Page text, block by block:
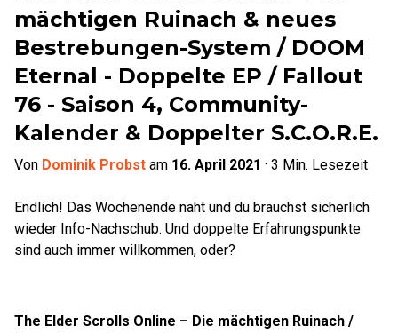
mächtigen Ruinach & neues
Bestrebungen-System / DOOM
Eternal - Doppelte EP / Fallout
76 - Saison 4, Community-
Kalender & Doppelter S.C.O.R.E.
Von Dominik Probst am 16. April 2021 · 3 Min. Lesezeit
Endlich! Das Wochenende naht und du brauchst sicherlich
wieder Info-Nachschub. Und doppelte Erfahrungspunkte
sind auch immer willkommen, oder?
The Elder Scrolls Online – Die mächtigen Ruinach /